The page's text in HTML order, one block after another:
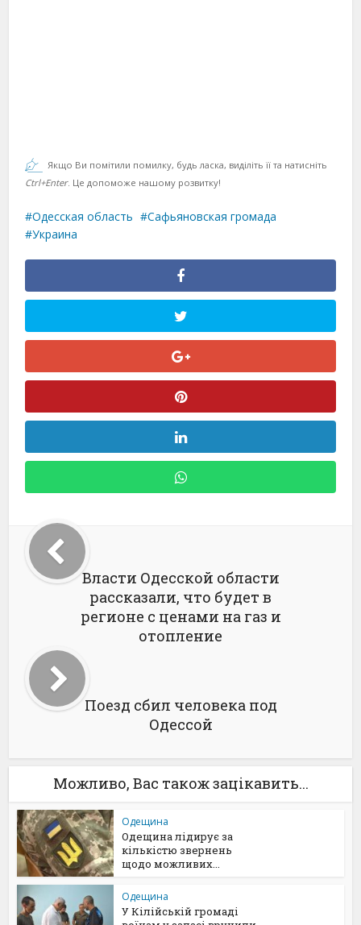
Якщо Ви помітили помилку, будь ласка, виділіть її та натисніть
Ctrl+Enter. Це допоможе нашому розвитку!
Одесская область
Сафьяновская громада
Украина
Власти Одесской области
рассказали, что будет в
регионе с ценами на газ и
отопление
Поезд сбил человека под
Одессой
Можливо, Вас також зацікавить...
Одещина
Одещина лідирує за
кількістю звернень
щодо можливих...
Одещина
У Кілійській громаді